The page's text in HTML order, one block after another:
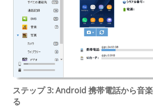
ステップ 3: Android 携帯電話から音
る